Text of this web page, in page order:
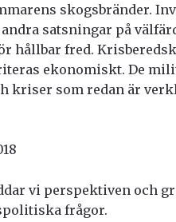
skogsbränder.
satsningar på
hållbar fred.
ekonomiskt. De
kriser som redan är
vi perspektiven och
frågor.